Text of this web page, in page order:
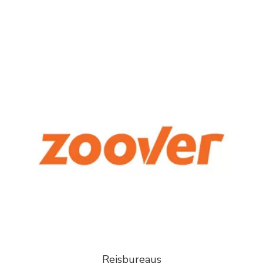
Reisbureaus